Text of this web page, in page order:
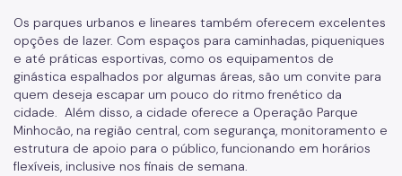
Os parques urbanos e lineares também oferecem excelentes
opções de lazer. Com espaços para caminhadas, piqueniques
e até práticas esportivas, como os equipamentos de
ginástica espalhados por algumas áreas, são um convite para
quem deseja escapar um pouco do ritmo frenético da
cidade. Além disso, a cidade oferece a Operação Parque
Minhocão, na região central, com segurança, monitoramento e
estrutura de apoio para o público, funcionando em horários
flexíveis, inclusive nos finais de semana.